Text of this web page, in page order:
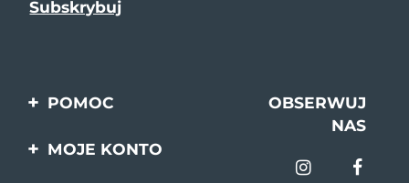
POMOC
Kontakt
OBSERWUJ
NAS
MOJE KONTO